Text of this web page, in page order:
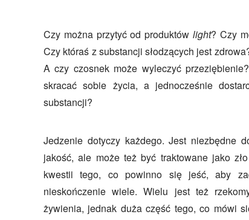
Czy można przytyć od produktów light? Czy
Czy któraś z substancji słodzących jest
A czy czosnek może wyleczyć
skracać sobie życia, a jednocześnie
substancji?
Jedzenie dotyczy każdego. Jest niezbędne
jakość, ale może też być traktowane jako
kwestii tego, co powinno się jeść, aby
nieskończenie wiele. Wielu jest też
żywienia, jednak duża część tego, co mówi